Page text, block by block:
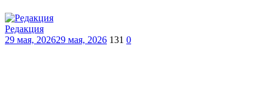
Редакция
29 мая, 202629 мая, 2026 131 0